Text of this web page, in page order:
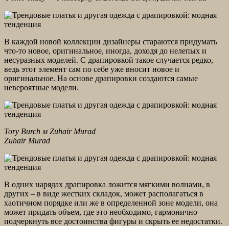
В каждой новой коллекции дизайнеры стараются придумать
что-то новое, оригинальное, иногда, доходя до нелепых и
несуразных моделей. С драпировкой такое случается редко,
ведь этот элемент сам по себе уже вносит новое и
оригинальное. На основе драпировки создаются самые
невероятные модели.
Tory Burch м Zuhair Murad
Zuhair Murad
В одних нарядах драпировка ложится мягкими волнами, в
других – в виде жестких складок, может располагаться в
хаотичном порядке или же в определенной зоне модели, она
может придать объем, где это необходимо, гармонично
подчеркнуть все достоинства фигуры и скрыть ее недостатки.